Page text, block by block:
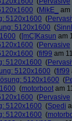
(MikE_
am
5120x1600 (
5120x1600 (
([mC]Kasun am
(Pervasive
(fif99 am
5120x1600 (
5120x1600 (fif99
5120x1600 (
(motorboot am
(Pervasive
5120x1600 (Spedi
5120x1600 (